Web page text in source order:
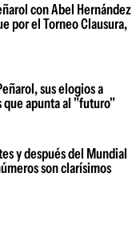
con Abel Hernández
por el Torneo Clausura,
sus elogios a
que apunta al "futuro"
y después del Mundial
son clarísimos